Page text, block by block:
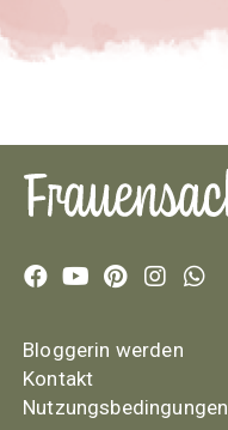
Bloggerin werden
Kontakt
Nutzungsbedingungen